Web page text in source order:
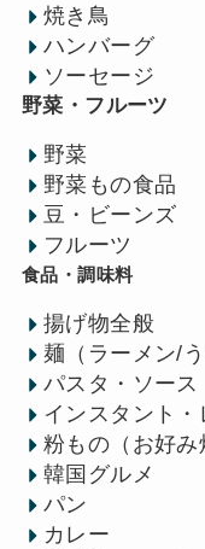
焼き鳥
ハンバーグ
ソーセージ
野菜・フルーツ
野菜
野菜もの食品
豆・ビーンズ
フルーツ
食品・調味料
揚げ物全般
麺（ラーメン/う
パスタ・ソース
インスタント
粉もの（お好み
韓国グルメ
パン
カレー